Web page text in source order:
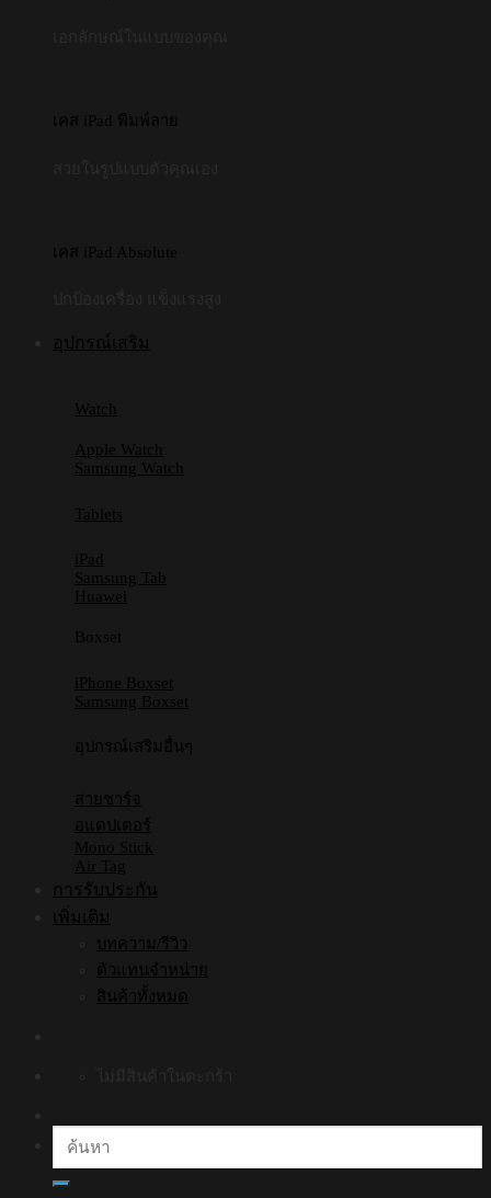
เคส iPad พิมพ์ลาย
เคส iPad Absolute
อุปกรณ์เสริม
Watch
Apple Watch
Samsung Watch
Tablets
iPad
Samsung Tab
Huawei
Boxset
iPhone Boxset
Samsung Boxset
อุปกรณ์เสริมอื่นๆ
สายชาร์จ
อแดปเตอร์
Mono Stick
Air Tag
การรับประกัน
เพิ่มเติม
บทความ/รีวิว
ตัวแทนจำหน่าย
สินค้าทั้งหมด
ค้นหา: